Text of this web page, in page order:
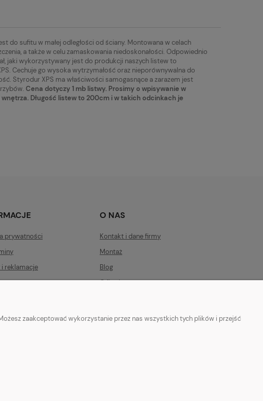
sufitu w małej odległości od ściany. Montowana w celach
a także w celu zamaskowania niedoskonałości. Odpowiednio
jaki wykorzystywany jest do produkcji naszych listew to
Cechuje go wysoka wytrzymałość oraz nieporównywalna do
Styrodur XPS ma właściwości samogasnące a zarazem jest
Cena dotyczy 1 mb listwy. Prosimy o wpisywanie w
Długość listew to 200cm i w takich odcinkach je
prywatności
reklamacje
O NAS
Kontakt i dane firmy
Montaż
Blog
O firmie
zaakceptować wykorzystanie przez nas wszystkich tych plików i przejść